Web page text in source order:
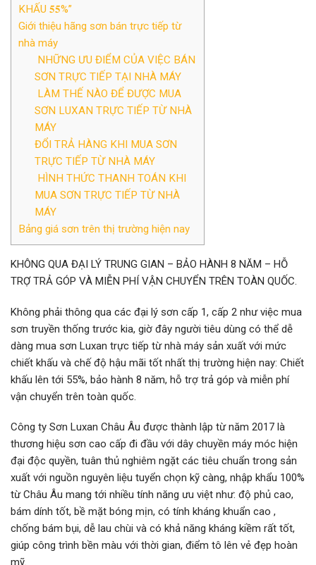
KHẤU 𝟓𝟓%”
Giới thiệu hãng sơn bán trực tiếp từ
nhà máy
NHỮNG ƯU ĐIỂM CỦA VIỆC BÁN
SƠN TRỰC TIẾP TẠI NHÀ MÁY
LÀM THẾ NÀO ĐỂ ĐƯỢC MUA
SƠN LUXAN TRỰC TIẾP TỪ NHÀ
MÁY
ĐỔI TRẢ HÀNG KHI MUA SƠN
TRỰC TIẾP TỪ NHÀ MÁY
HÌNH THỨC THANH TOÁN KHI
MUA SƠN TRỰC TIẾP TỪ NHÀ
MÁY
Bảng giá sơn trên thị trường hiện nay
KHÔNG QUA ĐẠI LÝ TRUNG GIAN – BẢO HÀNH 8 NĂM – HỖ
TRỢ TRẢ GÓP VÀ MIỄN PHÍ VẬN CHUYỂN TRÊN TOÀN QUỐC.
Không phải thông qua các đại lý sơn cấp 1, cấp 2 như việc mua
sơn truyền thống trước kia, giờ đây người tiêu dùng có thể dễ
dàng mua sơn Luxan trực tiếp từ nhà máy sản xuất với mức
chiết khấu và chế độ hậu mãi tốt nhất thị trường hiện nay: Chiết
khấu lên tới 55%, bảo hành 8 năm, hỗ trợ trả góp và miễn phí
vận chuyển trên toàn quốc.
Công ty Sơn Luxan Châu Âu được thành lập từ năm 2017 là
thương hiệu sơn cao cấp đi đầu với dây chuyền máy móc hiện
đại độc quyền, tuân thủ nghiêm ngặt các tiêu chuẩn trong sản
xuất với nguồn nguyên liệu tuyển chọn kỹ càng, nhập khẩu 100%
từ Châu Âu mang tới nhiều tính năng ưu việt như: độ phủ cao,
bám dính tốt, bề mặt bóng mịn, có tính kháng khuẩn cao ,
chống bám bụi, dễ lau chùi và có khả năng kháng kiềm rất tốt,
giúp công trình bền màu với thời gian, điểm tô lên vẻ đẹp hoàn